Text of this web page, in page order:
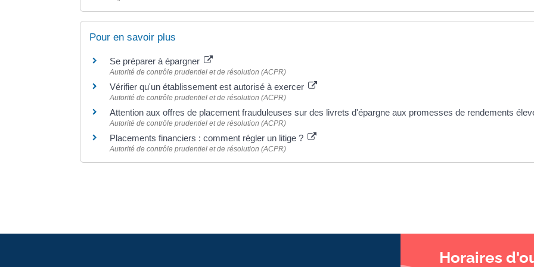
Pour en savoir plus
Se préparer à épargner
Autorité de contrôle prudentiel et de résolution (ACPR)
Vérifier qu'un établissement est autorisé à exercer
Autorité de contrôle prudentiel et de résolution (ACPR)
Attention aux offres de placement frauduleuses sur des livrets d'épargne aux promesses de rendements
Autorité de contrôle prudentiel et de résolution (ACPR)
Placements financiers : comment régler un litige ?
Autorité de contrôle prudentiel et de résolution (ACPR)
Horaires